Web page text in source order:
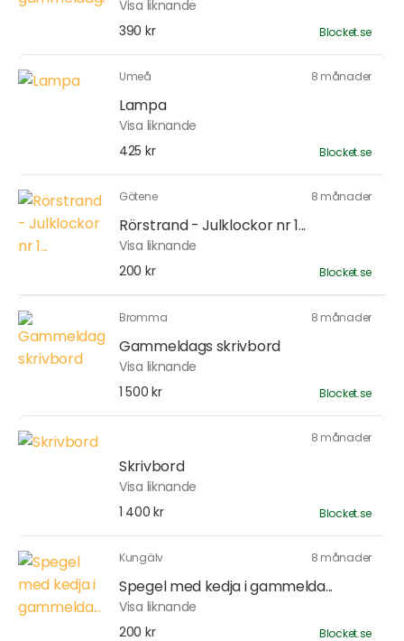
Visa liknande
390 kr
Blocket.se
Umeå 8 månader
Lampa
Visa liknande
425 kr
Blocket.se
Götene 8 månader
Rörstrand - Julklockor nr 1...
Visa liknande
200 kr
Blocket.se
Bromma 8 månader
Gammeldags skrivbord
Visa liknande
1 500 kr
Blocket.se
8 månader
Skrivbord
Visa liknande
1 400 kr
Blocket.se
Kungälv 8 månader
Spegel med kedja i gammelda...
Visa liknande
200 kr
Blocket.se